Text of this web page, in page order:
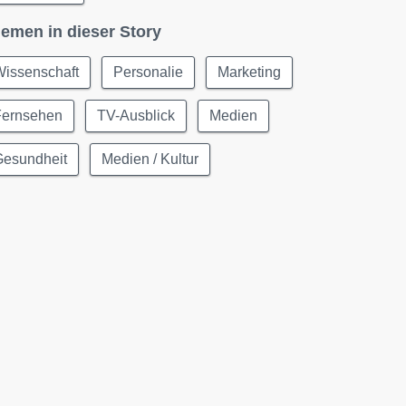
in dieser Story
Personalie Marketing
TV-Ausblick Medien
Medien / Kultur